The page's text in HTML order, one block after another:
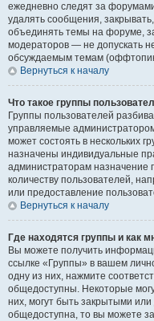
ежедневно следят за
удалять сообщения,
объединять темы на форуме,
модераторов — не допускать
обсуждаемым темам
Вернуться к началу
Что такое группы
Группы пользователей
управляемые
может состоять в нескольких
назначены индивидуальные
администраторам назначение
количеству пользователей,
или предоставление
Вернуться к началу
Где находятся группы и как
Вы можете получить
ссылке «Группы» в вашем
одну из них, нажмите
общедоступны. Некоторые
них, могут быть закрытыми
общедоступна, то вы можете